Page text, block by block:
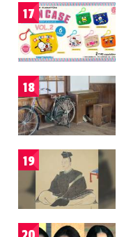
17
18
19